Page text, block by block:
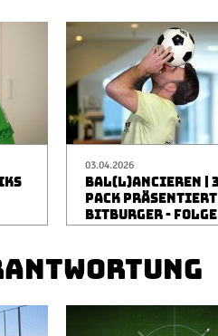
03.04.2026
BAL(L)ANCIEREN |
PACK
BITBURGER -